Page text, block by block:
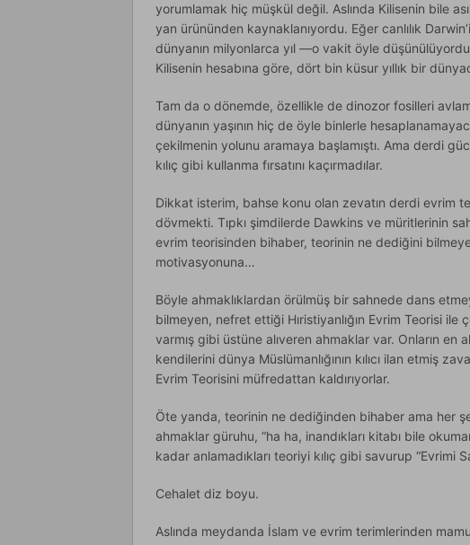
yorumlamak hiç müşkül değil. Aslında Kilisenin bile
yan ürününden kaynaklanıyordu. Eğer canlılık
dünyanın milyonlarca yıl —o vakit öyle
Kilisenin hesabına göre, dört bin küsur yıllık bir
Tam da o dönemde, özellikle de dinozor fosilleri
dünyanın yaşının hiç de öyle binlerle
çekilmenin yolunu aramaya başlamıştı. Ama derdi
kılıç gibi kullanma fırsatını kaçırmadılar.
Dikkat isterim, bahse konu olan zevatın derdi evrim
dövmekti. Tıpkı şimdilerde Dawkins ve müritlerinin
evrim teorisinden bihaber, teorinin ne dediğini
motivasyonuna…
Böyle ahmaklıklardan örülmüş bir sahnede dans
bilmeyen, nefret ettiği Hıristiyanlığın Evrim Teorisi ile
varmış gibi üstüne alıveren ahmaklar var. Onların en
kendilerini dünya Müslümanlığının kılıcı ilan etmiş
Evrim Teorisini müfredattan kaldırıyorlar.
Öte yanda, teorinin ne dediğinden bihaber ama her
ahmaklar güruhu, “ha ha, inandıkları kitabı bile
kadar anlamadıkları teoriyi kılıç gibi savurup
Cehalet diz boyu.
Aslında meydanda İslam ve evrim terimlerinden